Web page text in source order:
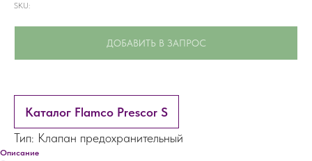
SKU:
ДОБАВИТЬ В ЗАПРОС
Каталог Flamco Prescor S
Тип: Клапан предохранительный
Описание